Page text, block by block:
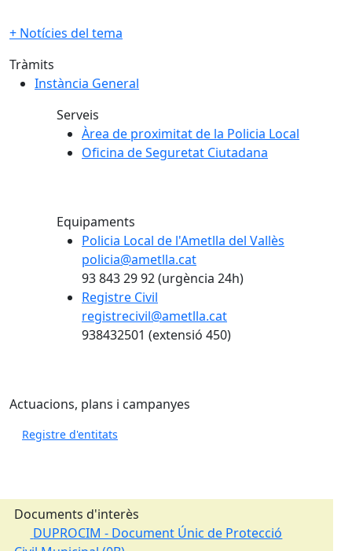
+ Notícies del tema
Tràmits
Instància General
Serveis
Àrea de proximitat de la Policia Local
Oficina de Seguretat Ciutadana
Equipaments
Policia Local de l'Ametlla del Vallès
policia@ametlla.cat
93 843 29 92 (urgència 24h)
Registre Civil
registrecivil@ametlla.cat
938432501 (extensió 450)
Actuacions, plans i campanyes
Registre d'entitats
Documents d'interès
DUPROCIM - Document Únic de Protecció